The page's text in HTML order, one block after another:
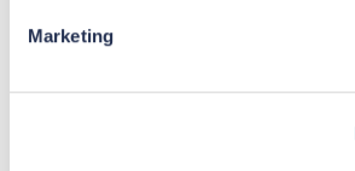
Marketing
Transformatie